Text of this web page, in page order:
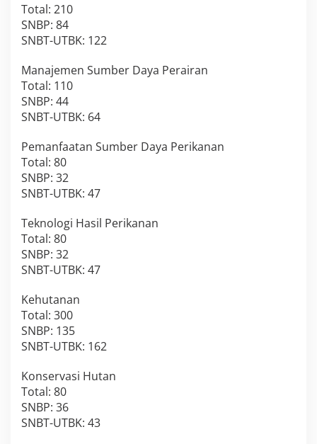
Total: 210
SNBP: 84
SNBT-UTBK: 122
Manajemen Sumber Daya Perairan
Total: 110
SNBP: 44
SNBT-UTBK: 64
Pemanfaatan Sumber Daya Perikanan
Total: 80
SNBP: 32
SNBT-UTBK: 47
Teknologi Hasil Perikanan
Total: 80
SNBP: 32
SNBT-UTBK: 47
Kehutanan
Total: 300
SNBP: 135
SNBT-UTBK: 162
Konservasi Hutan
Total: 80
SNBP: 36
SNBT-UTBK: 43